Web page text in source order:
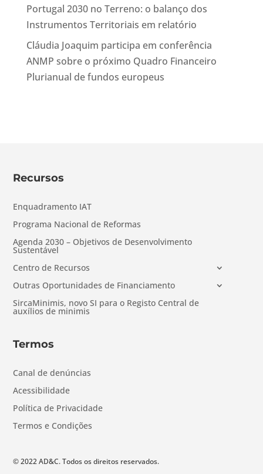
Portugal 2030 no Terreno: o balanço dos
Instrumentos Territoriais em relatório
Cláudia Joaquim participa em conferência
ANMP sobre o próximo Quadro Financeiro
Plurianual de fundos europeus
Recursos
Enquadramento IAT
Programa Nacional de Reformas
Agenda 2030 – Objetivos de Desenvolvimento
Sustentável
Centro de Recursos
Outras Oportunidades de Financiamento
SircaMinimis, novo SI para o Registo Central de
auxílios de minimis
Termos
Canal de denúncias
Acessibilidade
Política de Privacidade
Termos e Condições
© 2022 AD&C. Todos os direitos reservados.